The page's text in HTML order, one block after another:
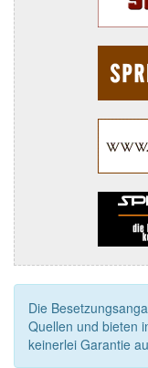
Die
Quellen und bieten
keinerlei Garantie